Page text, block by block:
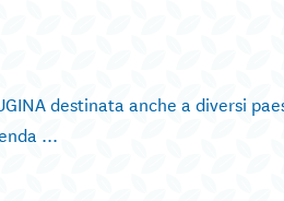
destinata anche a diversi
...